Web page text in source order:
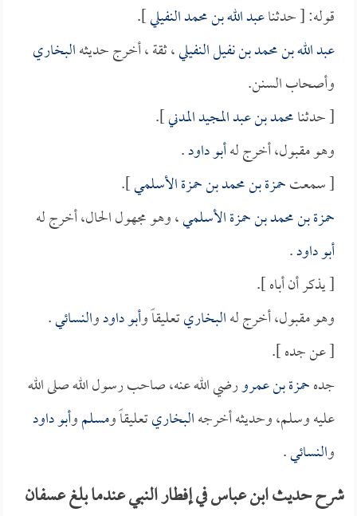
قوله: [ حدثناعبد الله بن محمد النفيلي].
عبد الله بن محمد بن نفيل النفيلي، ثقة ، أخرج حديثهالبخاري
وأصحاب السنن.
[ حدثنامحمد بن عبد المجيد المدني].
وهو مقبول، أخرج لهأبو داود.
[ سمعتحمزة بن محمد بن حمزة الأسلمي].
حمزة بن محمد بن حمزة الأسلمي، وهو مجهول الحال، أخرج له
أبو داود.
[ يذكر أن أباه ].
وهو مقبول، أخرج لهالبخاريتعليقاً وأبو داودوالنسائي.
[ عن جده ].
جدهحمزة بن عمرورضي الله عنه، صاحب رسول الله صلى الله
عليه وسلم، وحديثه أخرجهالبخاريتعليقاً ومسلموأبو داود
والنسائي.
شرح حديث ابن عباس في إفطار النبي عندما بلغ عسفان